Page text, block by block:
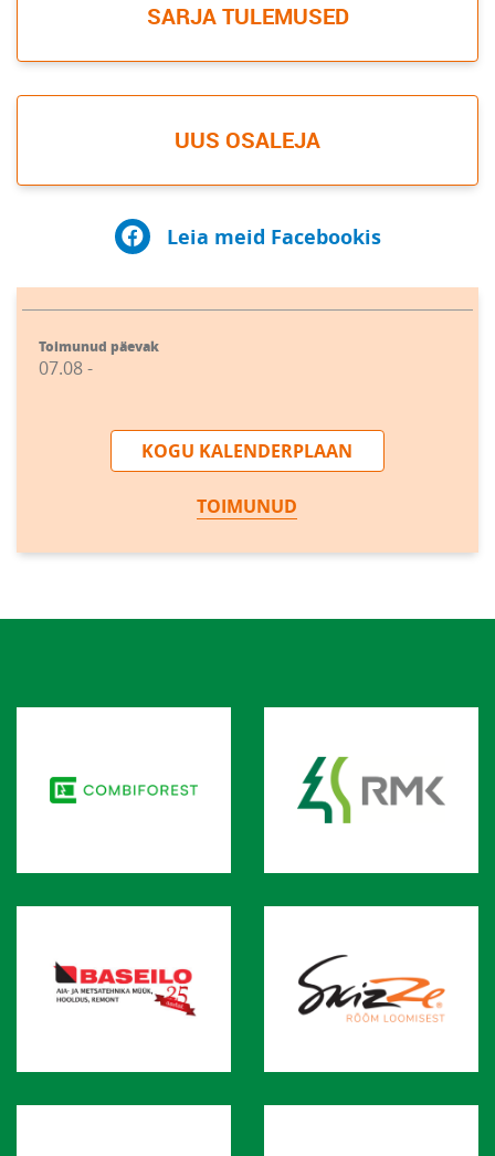
SARJA TULEMUSED
UUS OSALEJA
Leia meid Facebookis
Toimunud päevak
07.08 -
KOGU KALENDERPLAAN
TOIMUNUD